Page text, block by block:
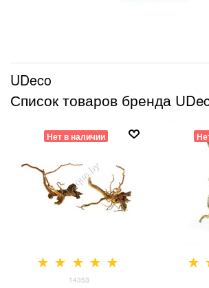
UDeco
Список товаров бренда
Нет в наличии
14353